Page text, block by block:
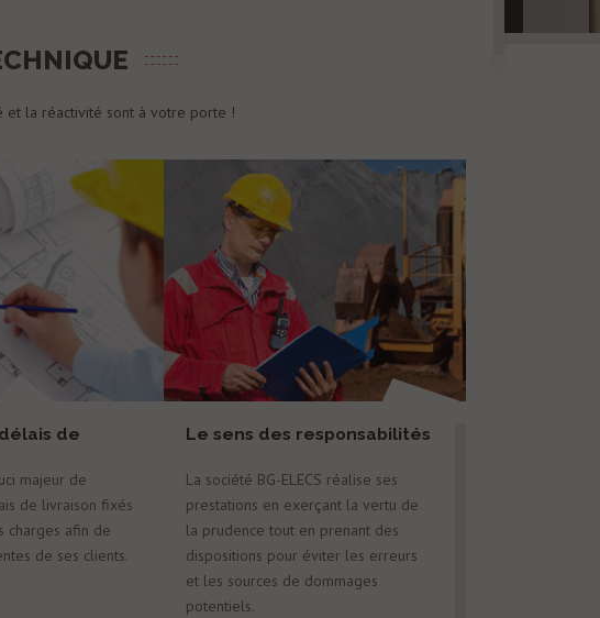
et la réactivité sont à votre porte !
de
majeur de
de livraison fixés
charges afin de
de ses clients.
Le sens des responsabilités
La société BG-ELECS réalise ses
prestations en exerçant la vertu de
la prudence tout en prenant des
dispositions pour éviter les erreurs
et les sources de dommages
potentiels.